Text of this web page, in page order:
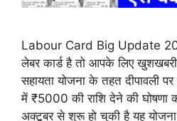
Labour Card Big Update
लेबर कार्ड है तो आपके लिए
सहायता योजना के तहत दीपावली
में ₹5000 की राशि देने की घोषणा
अक्टूबर से शुरू हो चुकी है यह